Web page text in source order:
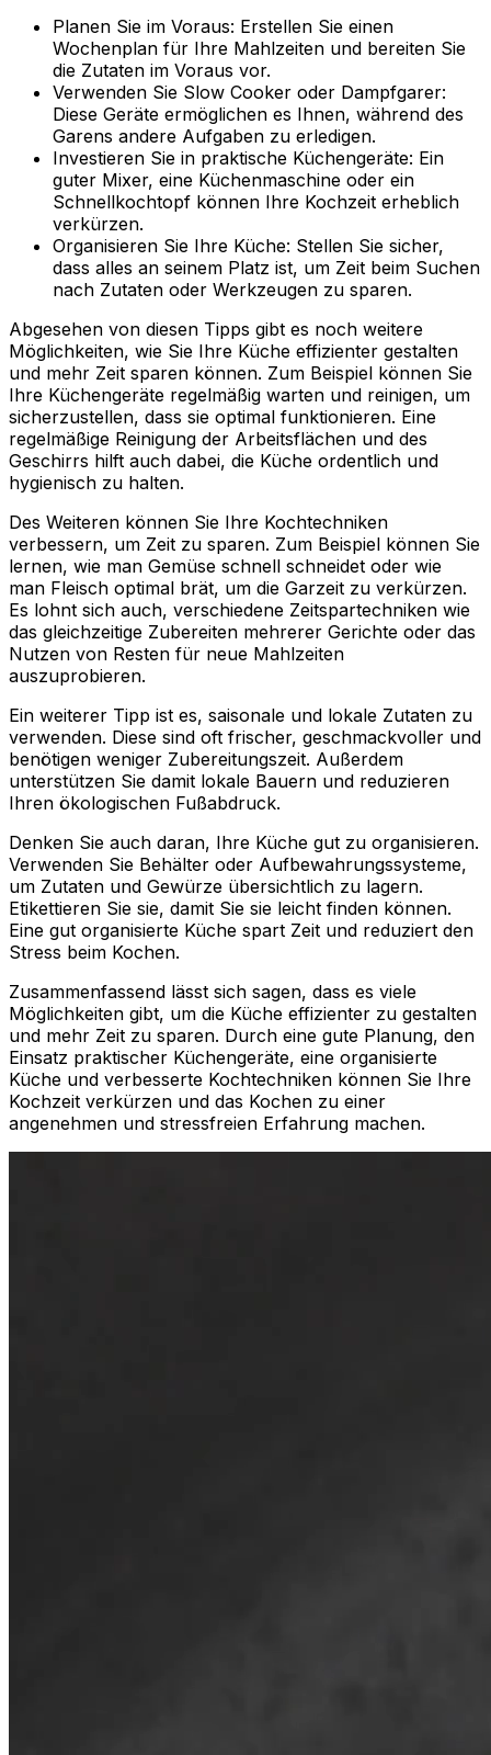
Planen Sie im Voraus: Erstellen Sie einen
Wochenplan für Ihre Mahlzeiten und bereiten Sie
die Zutaten im Voraus vor.
Verwenden Sie Slow Cooker oder Dampfgarer:
Diese Geräte ermöglichen es Ihnen, während des
Garens andere Aufgaben zu erledigen.
Investieren Sie in praktische Küchengeräte: Ein
guter Mixer, eine Küchenmaschine oder ein
Schnellkochtopf können Ihre Kochzeit erheblich
verkürzen.
Organisieren Sie Ihre Küche: Stellen Sie sicher,
dass alles an seinem Platz ist, um Zeit beim Suchen
nach Zutaten oder Werkzeugen zu sparen.
Abgesehen von diesen Tipps gibt es noch weitere
Möglichkeiten, wie Sie Ihre Küche effizienter gestalten
und mehr Zeit sparen können. Zum Beispiel können Sie
Ihre Küchengeräte regelmäßig warten und reinigen, um
sicherzustellen, dass sie optimal funktionieren. Eine
regelmäßige Reinigung der Arbeitsflächen und des
Geschirrs hilft auch dabei, die Küche ordentlich und
hygienisch zu halten.
Des Weiteren können Sie Ihre Kochtechniken
verbessern, um Zeit zu sparen. Zum Beispiel können Sie
lernen, wie man Gemüse schnell schneidet oder wie
man Fleisch optimal brät, um die Garzeit zu verkürzen.
Es lohnt sich auch, verschiedene Zeitspartechniken wie
das gleichzeitige Zubereiten mehrerer Gerichte oder das
Nutzen von Resten für neue Mahlzeiten
auszuprobieren.
Ein weiterer Tipp ist es, saisonale und lokale Zutaten zu
verwenden. Diese sind oft frischer, geschmackvoller und
benötigen weniger Zubereitungszeit. Außerdem
unterstützen Sie damit lokale Bauern und reduzieren
Ihren ökologischen Fußabdruck.
Denken Sie auch daran, Ihre Küche gut zu organisieren.
Verwenden Sie Behälter oder Aufbewahrungssysteme,
um Zutaten und Gewürze übersichtlich zu lagern.
Etikettieren Sie sie, damit Sie sie leicht finden können.
Eine gut organisierte Küche spart Zeit und reduziert den
Stress beim Kochen.
Zusammenfassend lässt sich sagen, dass es viele
Möglichkeiten gibt, um die Küche effizienter zu gestalten
und mehr Zeit zu sparen. Durch eine gute Planung, den
Einsatz praktischer Küchengeräte, eine organisierte
Küche und verbesserte Kochtechniken können Sie Ihre
Kochzeit verkürzen und das Kochen zu einer
angenehmen und stressfreien Erfahrung machen.